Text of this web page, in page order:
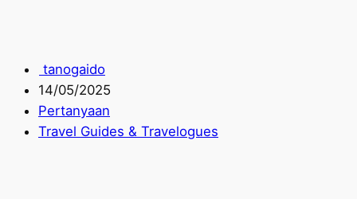
tanogaido
14/05/2025
Pertanyaan
Travel Guides & Travelogues